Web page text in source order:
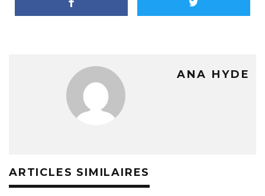
ANA HYDE
ARTICLES SIMILAIRES